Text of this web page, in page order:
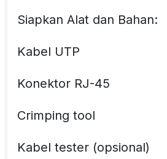
Siapkan Alat dan Bahan:
Kabel UTP
Konektor RJ-45
Crimping tool
Kabel tester (opsional)